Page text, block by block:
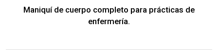
Maniquí de cuerpo completo para prácticas de
enfermería.